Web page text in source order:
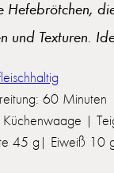
und Texturen.
60
|
45 g| Eiweiß 10